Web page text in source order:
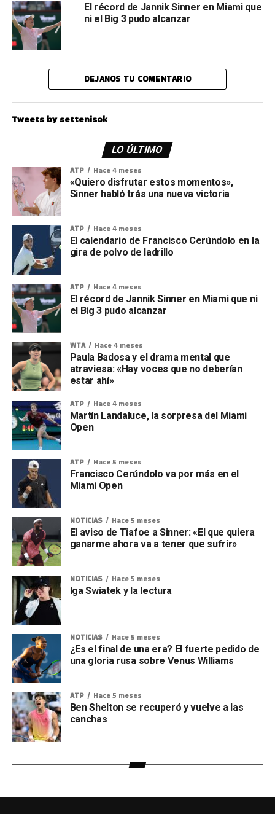
El récord de Jannik Sinner en Miami que
ni el Big 3 pudo alcanzar
DEJANOS TU COMENTARIO
Tweets by settenisok
LO ÚLTIMO
ATP Hace 4 meses
«Quiero disfrutar estos momentos»,
Sinner habló trás una nueva victoria
ATP Hace 4 meses
El calendario de Francisco Cerúndolo en la
gira de polvo de ladrillo
ATP Hace 4 meses
El récord de Jannik Sinner en Miami que ni
el Big 3 pudo alcanzar
WTA Hace 4 meses
Paula Badosa y el drama mental que
atraviesa: «Hay voces que no deberían
estar ahí»
ATP Hace 4 meses
Martín Landaluce, la sorpresa del Miami
Open
ATP Hace 5 meses
Francisco Cerúndolo va por más en el
Miami Open
NOTICIAS Hace 5 meses
El aviso de Tiafoe a Sinner: «El que quiera
ganarme ahora va a tener que sufrir»
NOTICIAS Hace 5 meses
Iga Swiatek y la lectura
NOTICIAS Hace 5 meses
¿Es el final de una era? El fuerte pedido de
una gloria rusa sobre Venus Williams
ATP Hace 5 meses
Ben Shelton se recuperó y vuelve a las
canchas